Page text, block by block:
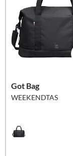
Got Bag
WEEKENDTAS